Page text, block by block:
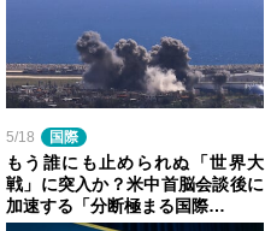
5/18 国際
もう誰にも止められぬ「世界大
戦」に突入か？米中首脳会談後に
加速する「分断極まる国際…